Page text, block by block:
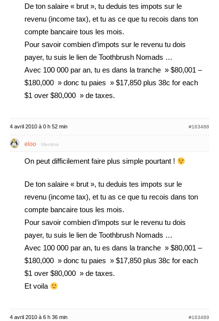
De ton salaire « brut », tu deduis tes impots sur le
revenu (income tax), et tu as ce que tu recois dans ton
compte bancaire tous les mois.
Pour savoir combien d’impots sur le revenu tu dois
payer, tu suis le lien de Toothbrush Nomads …
Avec 100 000 par an, tu es dans la tranche » $80,001 –
$180,000 » donc tu paies » $17,850 plus 38c for each
$1 over $80,000 » de taxes.
4 avril 2010 à 0 h 52 min #163488
eloo Membre
On peut difficilement faire plus simple pourtant !
De ton salaire « brut », tu deduis tes impots sur le
revenu (income tax), et tu as ce que tu recois dans ton
compte bancaire tous les mois.
Pour savoir combien d’impots sur le revenu tu dois
payer, tu suis le lien de Toothbrush Nomads …
Avec 100 000 par an, tu es dans la tranche » $80,001 –
$180,000 » donc tu paies » $17,850 plus 38c for each
$1 over $80,000 » de taxes.
Et voila
4 avril 2010 à 6 h 36 min #163489